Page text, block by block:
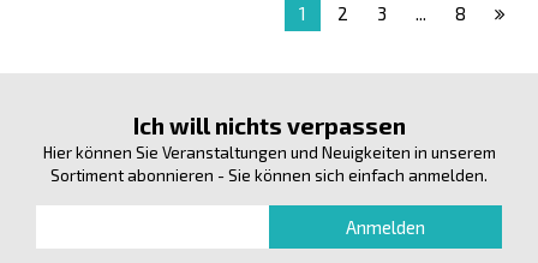
1 2 3 ... 8
Ich will nichts verpassen
Hier können Sie Veranstaltungen und Neuigkeiten in unserem
Sortiment abonnieren - Sie können sich einfach anmelden.